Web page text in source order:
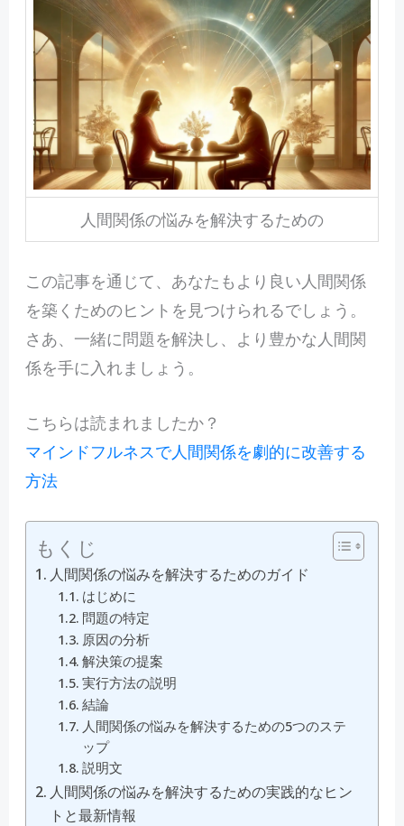
人間関係の悩みを解決するための
この記事を通じて、あなたもより良い人間関係
を築くためのヒントを見つけられるでしょう。
さあ、一緒に問題を解決し、より豊かな人間関
係を手に入れましょう。
こちらは読まれましたか？
マインドフルネスで人間関係を劇的に改善する
方法
もくじ
人間関係の悩みを解決するためのガイド
はじめに
問題の特定
原因の分析
解決策の提案
実行方法の説明
結論
人間関係の悩みを解決するための5つのステ
ップ
説明文
人間関係の悩みを解決するための実践的なヒン
トと最新情報